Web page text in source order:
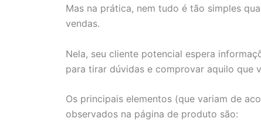
Mas na prática, nem tudo é tão simples
vendas.
Nela, seu cliente potencial espera
para tirar dúvidas e comprovar aquilo que
Os principais elementos (que variam de
observados na página de produto são: